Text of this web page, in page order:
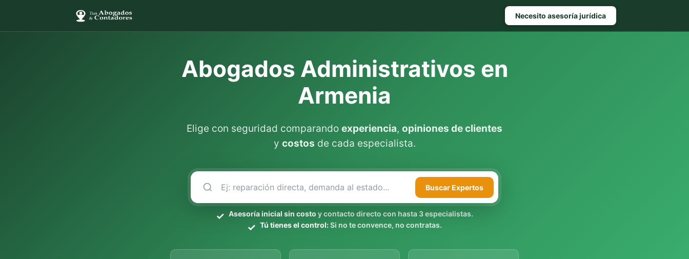
Necesito asesoría jurídica
Abogados Administrativos en
Armenia
Elige con seguridad comparando experiencia, opiniones de clientes
y costos de cada especialista.
BuscarExpertos
Asesoría inicial sin costo y contacto directo con hasta 3 especialistas.
Tú tienes el control:Si no te convence, no contratas.